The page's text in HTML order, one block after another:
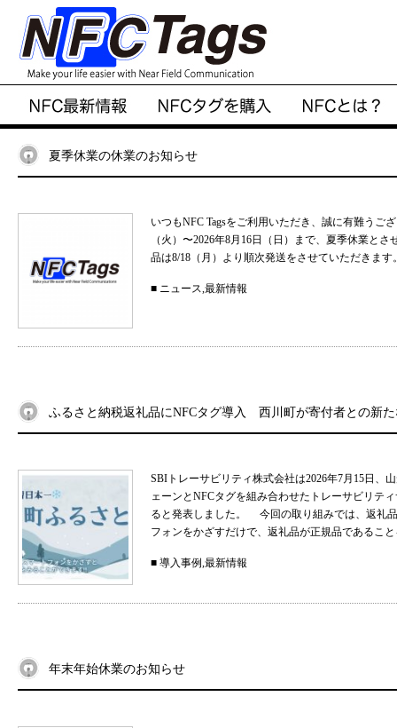
夏季休業の休業のお知らせ
いつもNFC Tagsをご利用いただき、誠に有難う
（火）〜2026年8月16日（日）まで、夏季休業と
品は8/18（月）より順次発送をさせていただきま
■ ニュース,最新情報
ふるさと納税返礼品にNFCタグ導入 西川町が寄付者との新
SBIトレーサビリティ株式会社は2026年7月15日、
ェーンとNFCタグを組み合わせたトレーサビリテ
ると発表しました。 今回の取り組みでは、返礼
フォンをかざすだけで、返礼品が正規品であるこ
■ 導入事例,最新情報
年末年始休業のお知らせ